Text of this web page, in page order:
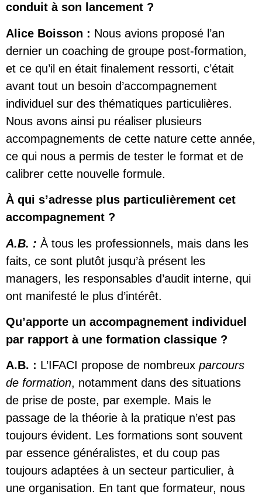
conduit à son lancement ?
Alice Boisson : Nous avions proposé l’an
dernier un coaching de groupe post-formation,
et ce qu’il en était finalement ressorti, c’était
avant tout un besoin d’accompagnement
individuel sur des thématiques particulières.
Nous avons ainsi pu réaliser plusieurs
accompagnements de cette nature cette année,
ce qui nous a permis de tester le format et de
calibrer cette nouvelle formule.
À qui s’adresse plus particulièrement cet
accompagnement ?
A.B. : À tous les professionnels, mais dans les
faits, ce sont plutôt jusqu’à présent les
managers, les responsables d’audit interne, qui
ont manifesté le plus d’intérêt.
Qu’apporte un accompagnement individuel
par rapport à une formation classique ?
A.B. : L’IFACI propose de nombreux parcours
de formation, notamment dans des situations
de prise de poste, par exemple. Mais le
passage de la théorie à la pratique n’est pas
toujours évident. Les formations sont souvent
par essence généralistes, et du coup pas
toujours adaptées à un secteur particulier, à
une organisation. En tant que formateur, nous